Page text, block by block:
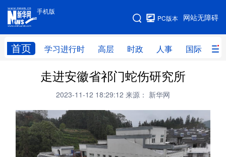
手机版
网站无障碍
PC版本
首页 学习进行时 高层 时政 人事 国际 财
手机版
网站地图
学习进行时 高层 时政
财经 网评
台湾 思客智库 全球连线 教育
科技 科创 量子 体育
走进安徽省祁门蛇伤研究所
2023-11-12 18:29:12 来源： 新华网